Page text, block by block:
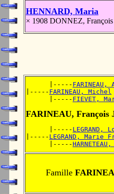
HENNARD, Maria
× 1908 DONNEZ, François
      |-----
FARINEAU,
|----- FARINEAU, Michel
      |-----
FIEVET,
FARINEAU, François
      |-----
LEGRAND,
|----- LEGRAND, Marie
      |-----
Famille